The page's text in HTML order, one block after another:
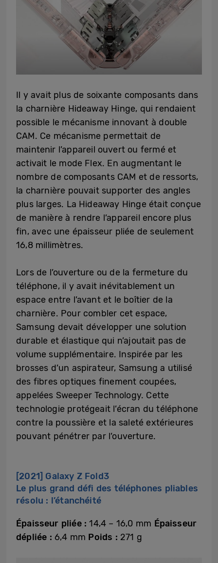
Il y avait plus de soixante composants dans
la charnière Hideaway Hinge, qui rendaient
possible le mécanisme innovant à double
CAM. Ce mécanisme permettait de
maintenir l’appareil ouvert ou fermé et
activait le mode Flex. En augmentant le
nombre de composants CAM et de ressorts,
la charnière pouvait supporter des angles
plus larges. La Hideaway Hinge était conçue
de manière à rendre l’appareil encore plus
fin, avec une épaisseur pliée de seulement
16,8 millimètres.
Lors de l’ouverture ou de la fermeture du
téléphone, il y avait inévitablement un
espace entre l’avant et le boîtier de la
charnière. Pour combler cet espace,
Samsung devait développer une solution
durable et élastique qui n’ajoutait pas de
volume supplémentaire. Inspirée par les
brosses d’un aspirateur, Samsung a utilisé
des fibres optiques finement coupées,
appelées Sweeper Technology. Cette
technologie protégeait l’écran du téléphone
contre la poussière et la saleté extérieures
pouvant pénétrer par l’ouverture.
[2021] Galaxy Z Fold3
Le plus grand défi des téléphones pliables
résolu : l’étanchéité
Épaisseur pliée :14,4 – 16,0 mm Épaisseur
dépliée : 6,4 mm Poids : 271 g